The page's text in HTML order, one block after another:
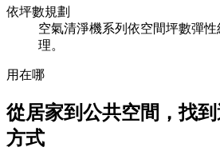
依坪數規劃
空氣清淨機系列依空間坪數彈
理。
用在哪
從居家到公共空間，找
方式